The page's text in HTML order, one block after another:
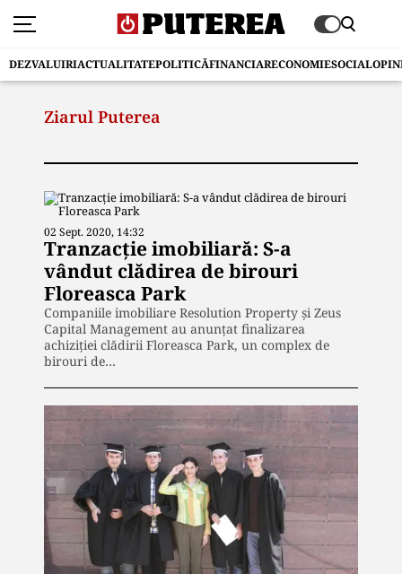
DEZVALUIRIACTUALITATEPOLITICĂFINANCIARECONOMIESOCIAL
Ziarul Puterea
02 Sept. 2020, 14:32
Tranzacție imobiliară: S-a
vândut clădirea de birouri
Floreasca Park
Companiile imobiliare Resolution Property și Zeus
Capital Management au anunțat finalizarea
achiziției clădirii Floreasca Park, un complex de
birouri de…